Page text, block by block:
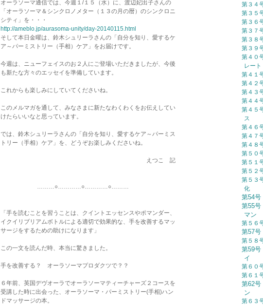
オーラソーマ通信では、今週１/１５（水）に、渡辺妃出子さんの
「オーラソーマ＆シンクロノメター（１３の月の暦）のシンクロニ
シティ」を・・・
http://ameblo.jp/aurasoma-unity/day-20140115.html
そして本日金曜は、鈴木シュリーラさんの「自分を知り、愛するケ
ア～パーミストリー（手相）ケア」をお届けです。
今週は、ニューフェイスのお２人にご登場いただきましたが、今後
も新たな方々のエッセイを準備しています。
これからも楽しみにしていてくださいね。
このメルマガを通して、みなさまに新たなわくわくをお伝えしてい
けたらいいなと思っています。
では、鈴木シュリーラさんの「自分を知り、愛するケア～パーミス
トリー（手相）ケア」を、どうぞお楽しみくださいね。
えつこ 記
………○…………○…………○………
「手を読むことを習うことは、クイントエッセンスやポマンダー、
イクイリブリアムボトルによる適切で効果的な、手を改善するマッ
サージをするための助けになります」
この一文を読んだ時、本当に驚きました。
手を改善する？ オーラソーマプロダクツで？？
６年前、英国デヴオーラでオーラソーマティーチャーズ２コースを
受講した時に出会った、オーラソーマ・パーミストリー(手相)ハン
ドマッサージの本。
第３４
第３５
第３６
第３７
第３８
第３９
第４０
レート
第４１
第４２
第４３
第４４
第４５
ス
第４６
第４７
第４８
第５０
第５１
第５２
第５３
化
第54
第55
マン
第５６
第57
第５８
第59
イ
第６０
第６１
第62
ン
第６３